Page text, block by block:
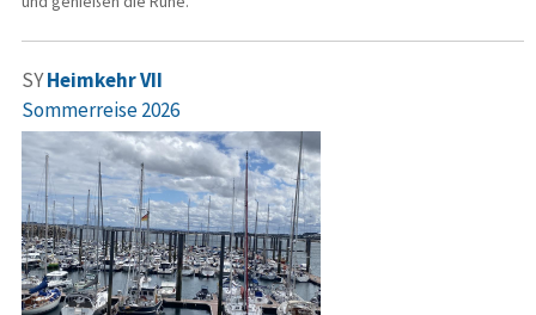
SYHeimkehr VII
Sommerreise 2026